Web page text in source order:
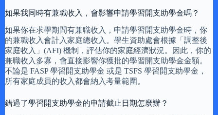
如果我同時有兼職收入，會影響申請學習開支助學金嗎？
如果你在求學期間有兼職收入，申請學習開支助學金時，你
的兼職收入會計入家庭總收入。學生資助處會根據「調整後
家庭收入」(AFI) 機制，評估你的家庭經濟狀況。因此，你的
兼職收入多寡，會直接影響你獲批的學習開支助學金金額。
不論是 FASP 學習開支助學金 或是 TSFS 學習開支助學金，
所有家庭成員的收入都會納入考量範圍。
錯過了學習開支助學金的申請截止日期怎麼辦？